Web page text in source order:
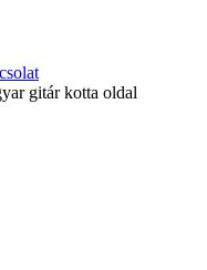
gitár kotta oldal